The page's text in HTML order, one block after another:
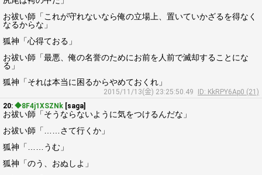
お祓い師「これが守れないなら俺の立場上、置いていかざるを得なく
なるからな」
狐神「心得ておる」
お祓い師「最悪、俺の名誉のためにお前を人前で滅却することにな
る」
狐神「それは本当に困るからやめておくれ」
2015/11/13(金) 23:25:50.49
ID: KkRPY6Ap0 (21)
20: ◆8F4j1XSZNk [saga]
お祓い師「そうならないように気をつけるんだな」
お祓い師「……さて行くか」
狐神「……うむ」
狐神「のう、おぬしよ」